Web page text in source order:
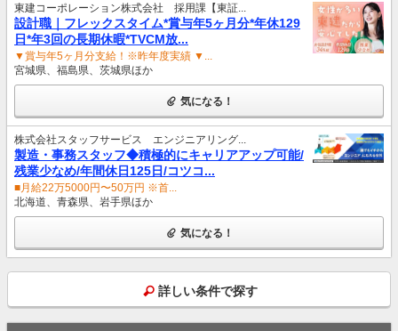
東建コーポレーション株式会社 採用課【東証...
設計職｜フレックスタイム*賞与年5ヶ月分*年休129
日*年3回の長期休暇*TVCM放...
▼賞与年5ヶ月分支給！※昨年度実績 ▼...
宮城県、福島県、茨城県ほか
気になる！
株式会社スタッフサービス エンジニアリング...
製造・事務スタッフ◆積極的にキャリアアップ可能/
残業少なめ/年間休日125日/コツコ...
■月給22万5000円〜50万円 ※首...
北海道、青森県、岩手県ほか
気になる！
詳しい条件で探す